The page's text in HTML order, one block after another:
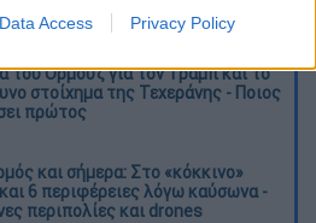
Data Access Privacy Policy
του Ορμούζ για τον Τραμπ και το
στοίχημα της Τεχεράνης - Ποιος
πρώτος
και σήμερα: Στο «κόκκινο»
6 περιφέρειες λόγω καύσωνα -
περιπολίες και drones